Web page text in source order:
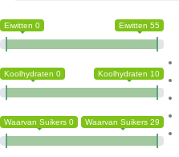
Eiwitten 0 Eiwitten 55
Koolhydraten 0 Koolhydraten 10
Waarvan Suikers 0 Waarvan Suikers 29